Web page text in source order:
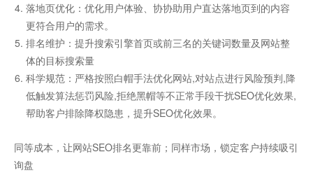
落地页优化：优化用户体验、协协助用户直达落地页到的内容
更符合用户的需求。
排名维护：提升搜索引擎首页或前三名的关键词数量及网站整
体的目标搜索量
科学规范：严格按照白帽手法优化网站,对站点进行风险预判,降
低触发算法惩罚风险,拒绝黑帽等不正常手段干扰SEO优化效果,
帮助客户排除降权隐患，提升SEO优化效果。
同等成本，让网站SEO排名更靠前；同样市场，锁定客户持续吸引
询盘